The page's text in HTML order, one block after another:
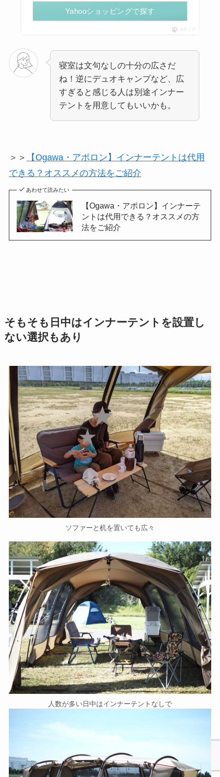
Yahooショッピングで探す
ポチップ
寝室は文句なしの十分の広さだ
ね！逆にデュオキャンプなど、広
すぎると感じる人は別途インナー
テントを用意してもいいかも。
＞＞
【Ogawa・アポロン】インナーテントは代用
できる？オススメの方法をご紹介
あわせて読みたい
【Ogawa・アポロン】インナーテ
ントは代用できる？オススメの方
法をご紹介
そもそも日中はインナーテントを設置し
ない選択もあり
ソファーと机を置いても広々
人数が多い日中はインナーテントなしで